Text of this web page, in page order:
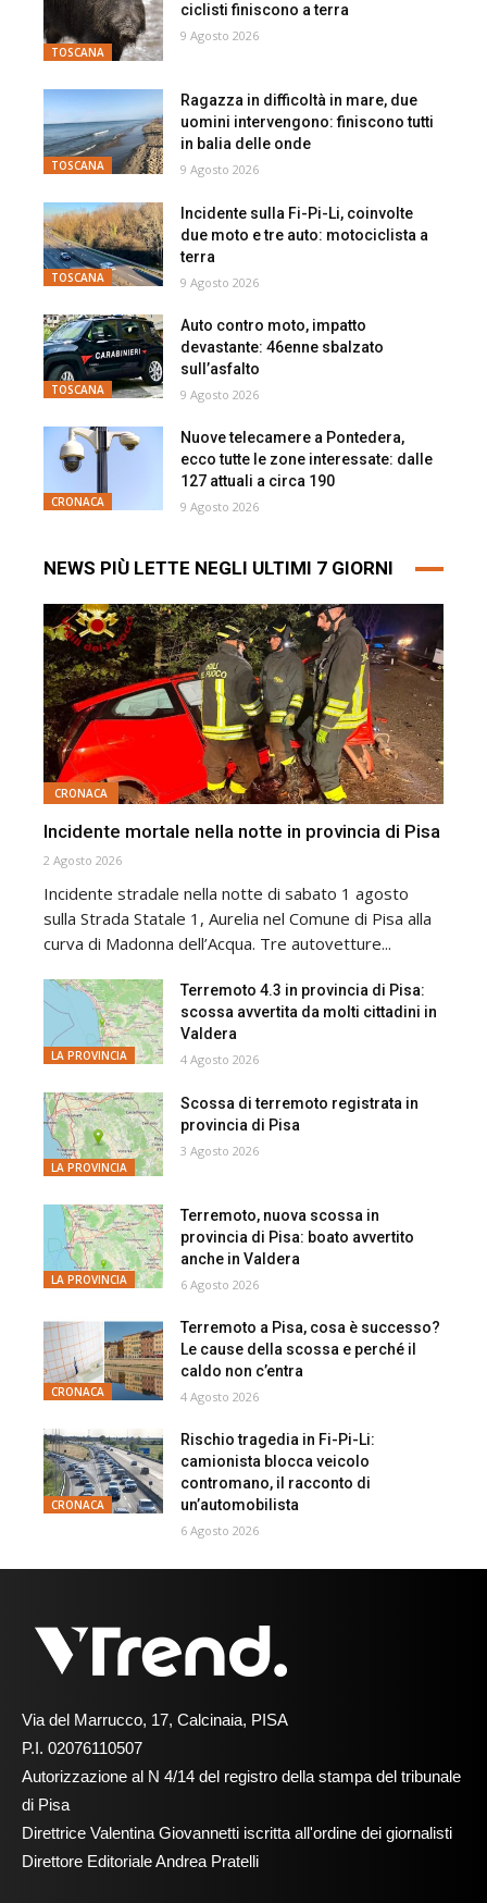
TOSCANA
ciclisti finiscono a terra
9 Agosto 2026
TOSCANA
Ragazza in difficoltà in mare, due
uomini intervengono: finiscono tutti
in balia delle onde
9 Agosto 2026
TOSCANA
Incidente sulla Fi-Pi-Li, coinvolte
due moto e tre auto: motociclista a
terra
9 Agosto 2026
TOSCANA
Auto contro moto, impatto
devastante: 46enne sbalzato
sull’asfalto
9 Agosto 2026
CRONACA
Nuove telecamere a Pontedera,
ecco tutte le zone interessate: dalle
127 attuali a circa 190
9 Agosto 2026
NEWS PIÙ LETTE NEGLI ULTIMI 7 GIORNI
CRONACA
Incidente mortale nella notte in provincia di Pisa
2 Agosto 2026
Incidente stradale nella notte di sabato 1 agosto
sulla Strada Statale 1, Aurelia nel Comune di Pisa alla
curva di Madonna dell’Acqua. Tre autovetture...
LA PROVINCIA
Terremoto 4.3 in provincia di Pisa:
scossa avvertita da molti cittadini in
Valdera
4 Agosto 2026
LA PROVINCIA
Scossa di terremoto registrata in
provincia di Pisa
3 Agosto 2026
LA PROVINCIA
Terremoto, nuova scossa in
provincia di Pisa: boato avvertito
anche in Valdera
6 Agosto 2026
CRONACA
Terremoto a Pisa, cosa è successo?
Le cause della scossa e perché il
caldo non c’entra
4 Agosto 2026
CRONACA
Rischio tragedia in Fi-Pi-Li:
camionista blocca veicolo
contromano, il racconto di
un’automobilista
6 Agosto 2026
Via del Marrucco, 17, Calcinaia, PISA
P.I. 02076110507
Autorizzazione al N 4/14 del registro della stampa del tribunale
di Pisa
Direttrice Valentina Giovannetti iscritta all'ordine dei giornalisti
Direttore Editoriale Andrea Pratelli